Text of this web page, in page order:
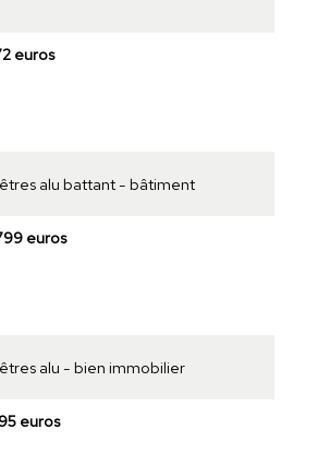
euros
alu battant - bâtiment
euros
alu - bien immobilier
euros